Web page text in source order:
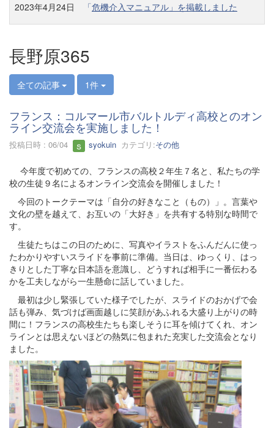
2023年4月24日 「危機介入マニュアル」を掲載しました
長野原365
全ての記事 1件
フランス：コルマール市バルトルディ高校とのオン
ライン交流会を実施しました！
投稿日時 : 06/04 syokuin カテゴリ:その他
今年度で初めての、フランスの高校２年生７名と、私たちの学
校の生徒９名によるオンライン交流会を開催しました！
今回のトークテーマは「自分の好きなこと（もの）」。言葉や
文化の壁を越えて、お互いの「大好き」を共有する特別な時間で
す。
生徒たちはこの日のために、写真やイラストをふんだんに使っ
たわかりやすいスライドを事前に準備。当日は、ゆっくり、はっ
きりとした丁寧な日本語を意識し、どうすれば相手に一番伝わる
かを工夫しながら一生懸命に話していました。
最初は少し緊張していた様子でしたが、スライドのおかげで会
話も弾み、気づけば画面越しに笑顔があふれる大盛り上がりの時
間に！フランスの高校生たちも楽しそうに耳を傾けてくれ、オン
ラインとは思えないほどの熱気に包まれた充実した交流会となり
ました。